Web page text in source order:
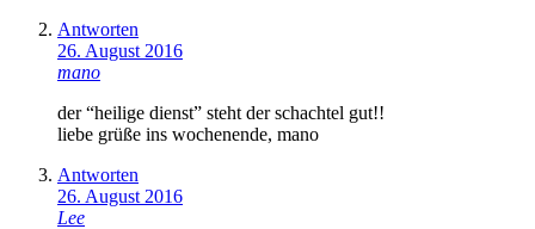
Antworten
26. August 2016
mano
der “heilige dienst” steht der schachtel gut!!
liebe grüße ins wochenende, mano
Antworten
26. August 2016
Lee